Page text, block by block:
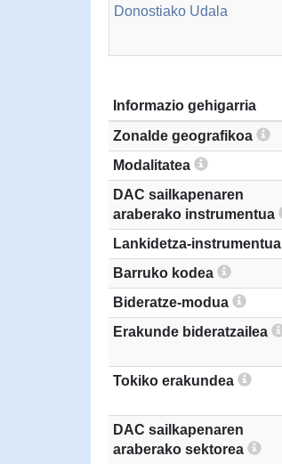
Donostiako Udala
Informazio gehigarria
Zonalde geografikoa
Modalitatea
DAC sailkapenaren
araberako instrumentua
Lankidetza-instrumentua
Barruko kodea
Bideratze-modua
Erakunde bideratzailea
Tokiko erakundea
DAC sailkapenaren
araberako sektorea